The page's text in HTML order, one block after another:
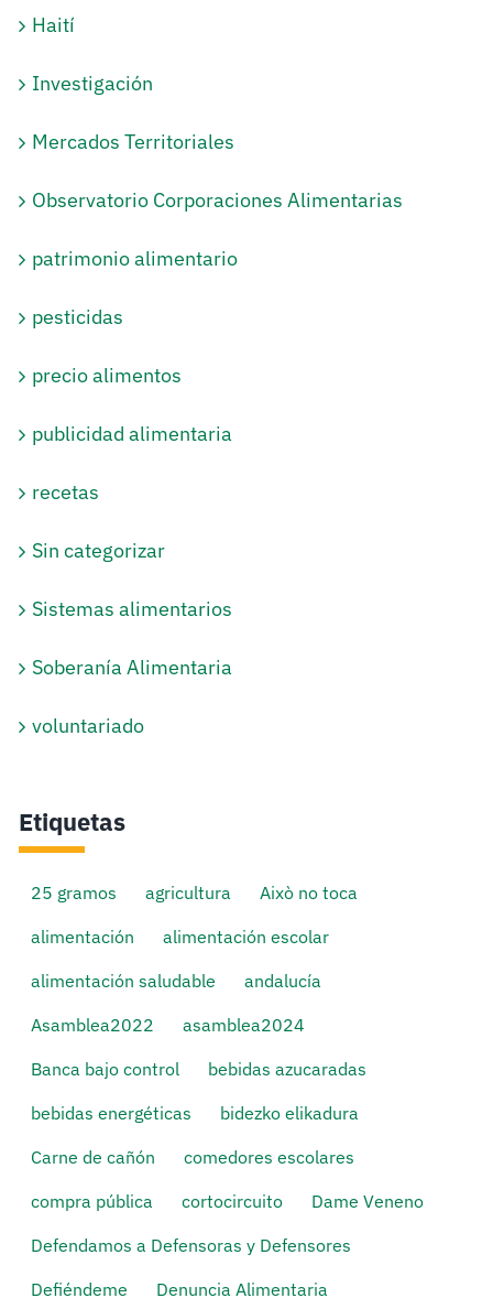
Haití
Investigación
Mercados Territoriales
Observatorio Corporaciones Alimentarias
patrimonio alimentario
pesticidas
precio alimentos
publicidad alimentaria
recetas
Sin categorizar
Sistemas alimentarios
Soberanía Alimentaria
voluntariado
Etiquetas
25 gramos agricultura
Això no toca
alimentación
alimentación escolar
alimentación saludable
andalucía
Asamblea2022
asamblea2024
Banca bajo control
bebidas azucaradas
bebidas energéticas
bidezko elikadura
Carne de cañón
comedores escolares
compra pública
cortocircuito
Dame Veneno
Defendamos a Defensoras y Defensores
Defiéndeme
Denuncia Alimentaria